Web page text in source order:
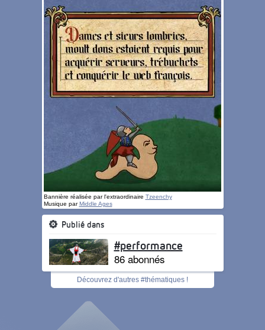
Bannière réalisée par l'extraordinaire Tzeenchy
Musique parMiddle Ages
Publié dans
#performance
86 abonnés
Découvrez d'autres #thématiques !